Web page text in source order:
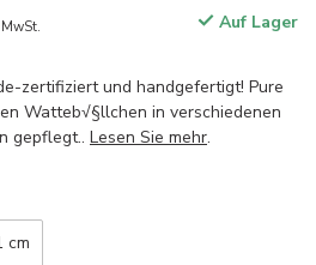
Auf Lager
zertifiziert und handgefertigt! Pure
Watteb√§llchen in verschiedenen
gepflegt.. Lesen Sie mehr.
cm